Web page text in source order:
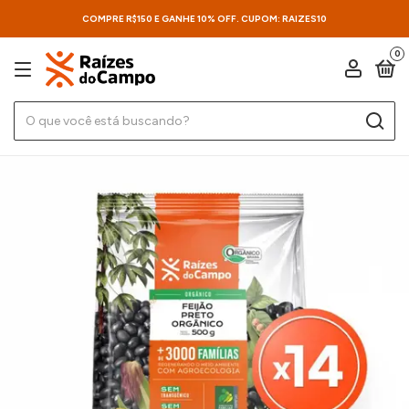
COMPRE R$150 E GANHE 10% OFF. CUPOM: RAIZES10
0